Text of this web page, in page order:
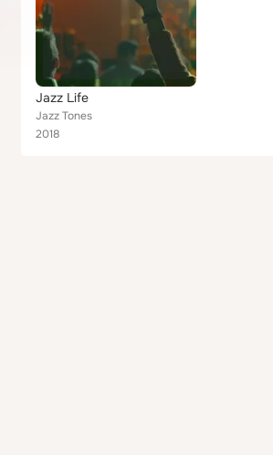
Jazz Life
Jazz Tones
2018